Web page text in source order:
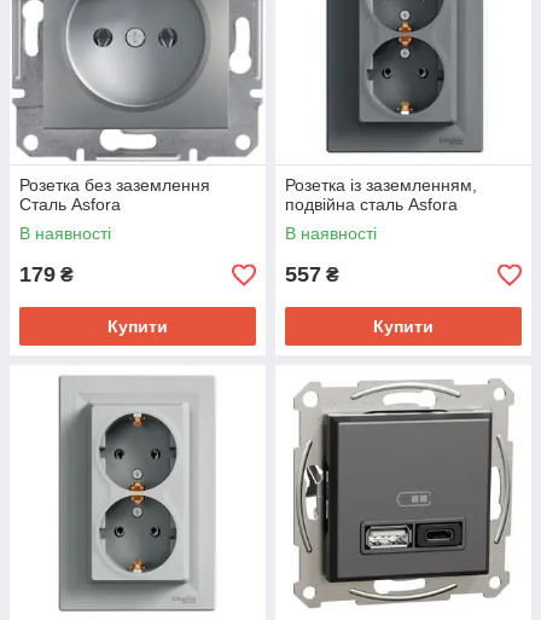
Розетка без заземлення
Сталь Asfora
В наявності
179 ₴
Купити
Розетка із заземленням,
подвійна сталь Asfora
В наявності
557 ₴
Купити